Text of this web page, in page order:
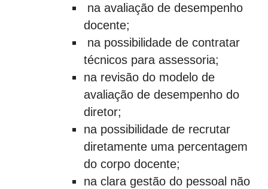
na avaliação de desempenho
docente;
na possibilidade de contratar
técnicos para assessoria;
na revisão do modelo de
avaliação de desempenho do
diretor;
na possibilidade de recrutar
diretamente uma percentagem
do corpo docente;
na clara gestão do pessoal não